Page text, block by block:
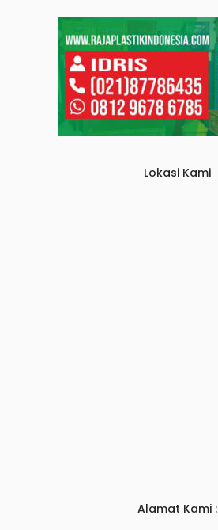
Lokasi Kami
Alamat Kami :